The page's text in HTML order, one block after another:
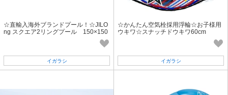
☆直輸入海外ブランドプール！☆JILO
ng スクエア2リングプール 150×150
イガラシ
☆かんたん空気栓採用浮輪☆お子様用
ウキワ☆スナッチドウキワ60cm
イガラシ